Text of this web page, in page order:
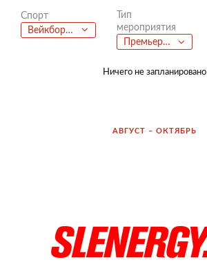
Спорт
Вейкбординг
Тип
мероприятия
Премьера фильма
Ничего не запланировано
АВГУСТ – ОКТЯБРЬ